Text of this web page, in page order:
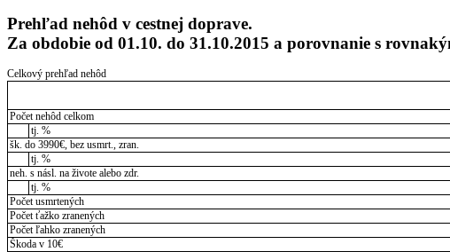
Prehľad nehôd v cestnej doprave.
Za obdobie od 01.10. do 31.10.2015 a porovnanie s
Celkový prehľad nehôd
Počet nehôd celkom
tj. %
šk. do 3990€, bez usmrt., zran.
tj. %
neh. s násl. na živote alebo zdr.
tj. %
Počet usmrtených
Počet ťažko zranených
Počet ľahko zranených
Škoda v 10€